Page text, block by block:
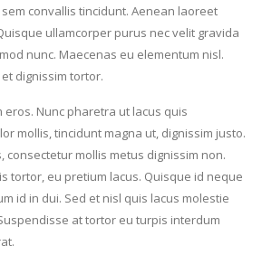
convallis tincidunt. Aenean laoreet
ullamcorper purus nec velit gravida
nunc. Maecenas eu elementum nisl.
dignissim tortor.
Nunc pharetra ut lacus quis
mollis, tincidunt magna ut, dignissim justo.
consectetur mollis metus dignissim non.
tortor, eu pretium lacus. Quisque id neque
id in dui. Sed et nisl quis lacus molestie
at tortor eu turpis interdum